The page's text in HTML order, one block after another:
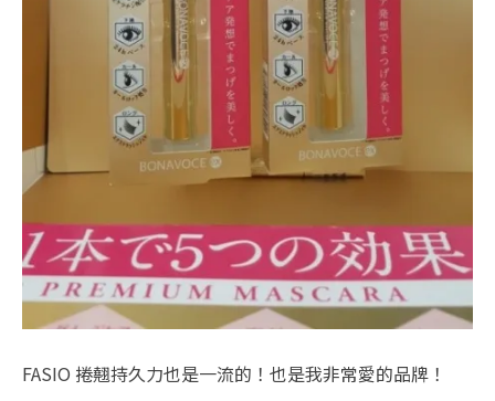
FASIO 捲翹持久力也是一流的！也是我非常愛的品牌！